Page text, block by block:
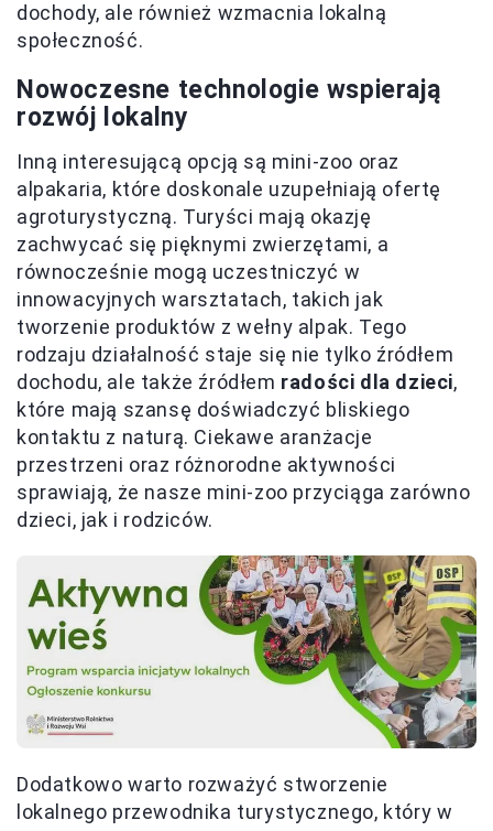
dochody, ale również wzmacnia lokalną
społeczność.
Nowoczesne technologie wspierają
rozwój lokalny
Inną interesującą opcją są mini-zoo oraz
alpakaria, które doskonale uzupełniają ofertę
agroturystyczną. Turyści mają okazję
zachwycać się pięknymi zwierzętami, a
równocześnie mogą uczestniczyć w
innowacyjnych warsztatach, takich jak
tworzenie produktów z wełny alpak. Tego
rodzaju działalność staje się nie tylko źródłem
dochodu, ale także źródłem radości dla dzieci,
które mają szansę doświadczyć bliskiego
kontaktu z naturą. Ciekawe aranżacje
przestrzeni oraz różnorodne aktywności
sprawiają, że nasze mini-zoo przyciąga zarówno
dzieci, jak i rodziców.
Dodatkowo warto rozważyć stworzenie
lokalnego przewodnika turystycznego, który w